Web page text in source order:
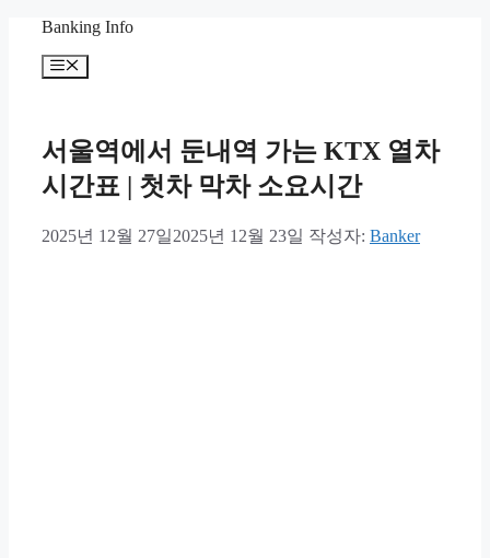
Banking Info
메
서울역에서 둔내역 가는 KTX 열차
시간표 | 첫차 막차 소요시간
2025년 12월 27일2025년 12월 23일 작성자: Banker